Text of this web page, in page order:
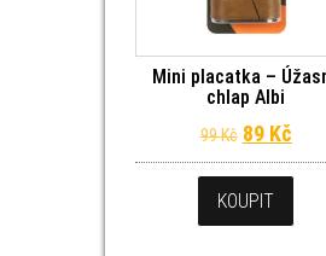
Mini placatka –
chlap Albi
99Kč Původní
89 Kč
KOUPIT